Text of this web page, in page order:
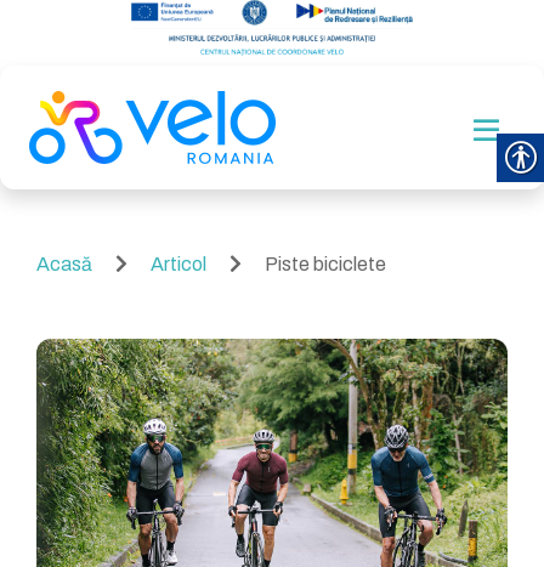
Acasă Articol Piste biciclete